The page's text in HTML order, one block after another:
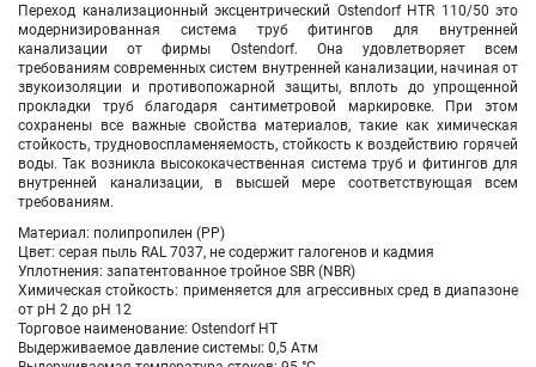
Переход канализационный эксцентрический Ostendorf HTR 110/50 это
модернизированная система труб фитингов для внутренней
канализации от фирмы Ostendorf. Она удовлетворяет всем
требованиям современных систем внутренней канализации, начиная от
звукоизоляции и противопожарной защиты, вплоть до упрощенной
прокладки труб благодаря сантиметровой маркировке. При этом
сохранены все важные свойства материалов, такие как химическая
стойкость, трудновоспламеняемость, стойкость к воздействию горячей
воды. Так возникла высококачественная система труб и фитингов для
внутренней канализации, в высшей мере соответствующая всем
требованиям.
Материал: полипропилен (PP)
Цвет: серая пыль RAL 7037, не содержит галогенов и кадмия
Уплотнения: запатентованное тройное SBR (NBR)
Химическая стойкость: применяется для агрессивных сред в диапазоне
от pH 2 до pH 12
Торговое наименование: Ostendorf HT
Выдерживаемое давление системы: 0,5 Атм